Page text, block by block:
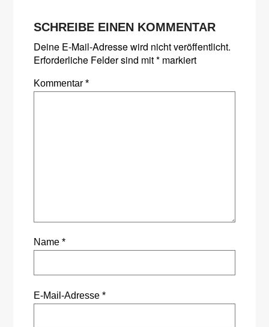
SCHREIBE EINEN KOMMENTAR
Deine E-Mail-Adresse wird nicht veröffentlicht.
Erforderliche Felder sind mit*markiert
Kommentar *
Name *
E-Mail-Adresse *